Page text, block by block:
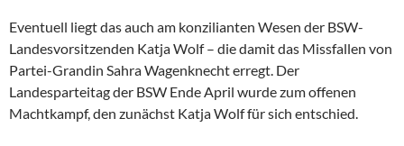
Eventuell liegt das auch am konzilianten Wesen der BSW-
Landesvorsitzenden Katja Wolf – die damit das Missfallen von
Partei-Grandin Sahra Wagenknecht erregt. Der
Landesparteitag der BSW Ende April wurde zum offenen
Machtkampf, den zunächst Katja Wolf für sich entschied.